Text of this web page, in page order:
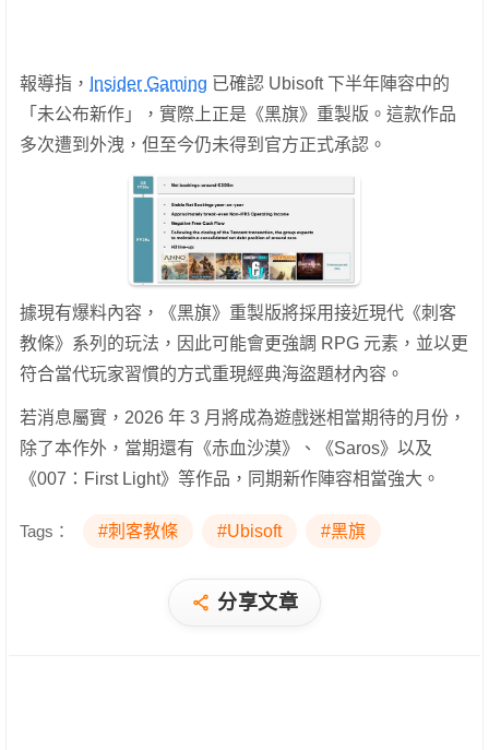
報導指， Insider Gaming 已確認 Ubisoft 下半年陣容中的
「未公布新作」，實際上正是《黑旗》重製版。這款作品
多次遭到外洩，但至今仍未得到官方正式承認。
據現有爆料內容，《黑旗》重製版將採用接近現代《刺客
教條》系列的玩法，因此可能會更強調 RPG 元素，並以更
符合當代玩家習慣的方式重現經典海盜題材內容。
若消息屬實，2026 年 3 月將成為遊戲迷相當期待的月份，
除了本作外，當期還有《赤血沙漠》、《Saros》以及
《007：First Light》等作品，同期新作陣容相當強大。
Tags： #刺客教條 #Ubisoft #黑旗
分享文章